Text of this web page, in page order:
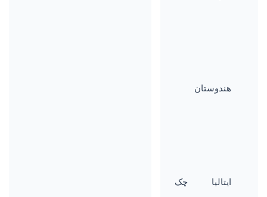
هندوستان
ایتالیا چک